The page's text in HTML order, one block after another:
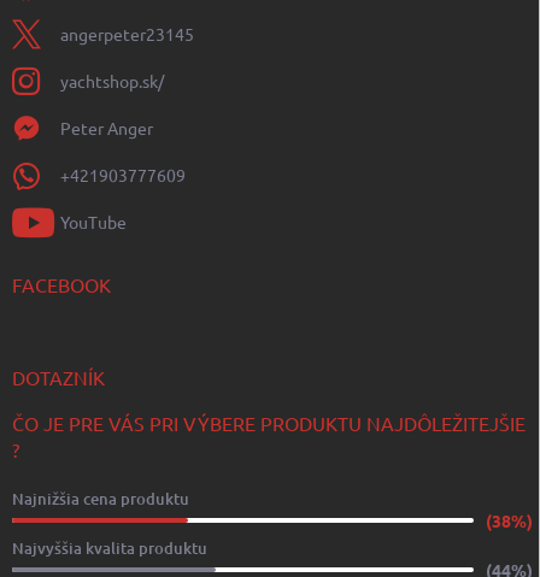
angerpeter23145
yachtshop.sk/
Peter Anger
+421903777609
YouTube
FACEBOOK
DOTAZNÍK
ČO JE PRE VÁS PRI VÝBERE PRODUKTU NAJDÔLEŽITEJŠIE
?
Najnižšia cena produktu
(38%)
Najvyššia kvalita produktu
(44%)